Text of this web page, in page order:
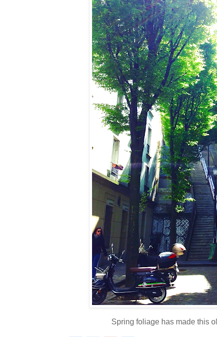
Spring foliage has made this